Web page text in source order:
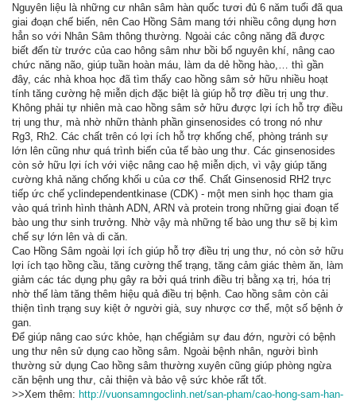
Nguyên liệu là những cư nhân sâm hàn quốc tươi đủ 6 năm tuổi đã qua
giai đoạn chế biến, nên Cao Hồng Sâm mang tới nhiều công dụng hơn
hẳn so với Nhân Sâm thông thường. Ngoài các công năng đã được
biết đến từ trước của cao hông sâm như bồi bổ nguyên khí, nâng cao
chức năng não, giúp tuần hoàn máu, làm da dẻ hồng hào,… thì gần
đây, các nhà khoa học đã tìm thấy cao hồng sâm sở hữu nhiều hoạt
tính tăng cường hệ miễn dịch đặc biệt là giúp hỗ trợ điều trị ung thư.
Không phải tự nhiên mà cao hồng sâm sở hữu được lợi ích hỗ trợ điều
trị ung thư, mà nhờ nhữn thành phần ginsenosides có trong nó như
Rg3, Rh2. Các chất trên có lợi ích hỗ trợ khống chế, phòng tránh sự
lớn lên cũng như quá trình biến của tế bào ung thư. Các ginsenosides
còn sở hữu lợi ích với việc nâng cao hệ miễn dịch, vì vậy giúp tăng
cường khả năng chống khối u của cơ thể. Chất Ginsenosid RH2 trực
tiếp ức chế yclindependentkinase (CDK) - một men sinh học tham gia
vào quá trình hình thành ADN, ARN và protein trong những giai đoạn tế
bào ung thư sinh trưởng. Nhờ vậy mà những tế bào ung thư sẽ bị kìm
chế sự lớn lên và di căn.
Cao Hồng Sâm ngoài lợi ích giúp hỗ trợ điều trị ung thư, nó còn sở hữu
lợi ích tạo hồng cầu, tăng cường thể trạng, tăng cảm giác thèm ăn, làm
giảm các tác dụng phụ gây ra bởi quá trinh điều trị bằng xạ trị, hóa trị
nhờ thế làm tăng thêm hiệu quả điều trị bệnh. Cao hồng sâm còn cải
thiện tình trạng suy kiệt ở người già, suy nhược cơ thể, một số bệnh ở
gan.
Để giúp nâng cao sức khỏe, hạn chếgiảm sự đau đớn, người có bệnh
ung thư nên sử dụng cao hồng sâm. Ngoài bệnh nhân, người bình
thường sử dụng Cao hồng sâm thường xuyên cũng giúp phòng ngừa
căn bệnh ung thư, cải thiện và bảo vệ sức khỏe rất tốt.
>>Xem thêm: http://vuonsamngoclinh.net/san-pham/cao-hong-sam-han-